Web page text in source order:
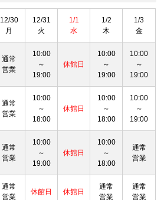
12/30
月
12/31
火
1/1
水
1/2
木
1/3
金
通常
営業
10:00
～
19:00
休館日
10:00
～
19:00
10:00
～
19:00
通常
営業
10:00
～
18:00
休館日
10:00
～
18:00
10:00
～
19:00
通常
営業
10:00
～
19:00
休館日
10:00
～
18:00
通常
営業
通常
営業
休館日 休館日
通常
営業
通常
営業